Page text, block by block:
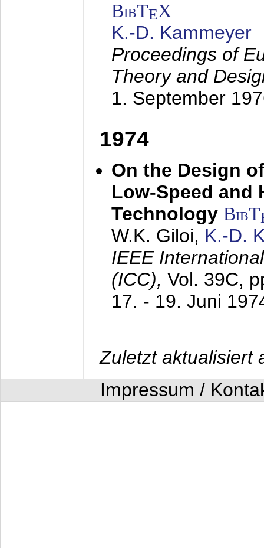
BibTEX
K.-D. Kammeyer
Proceedings of
Theory and
1. September
1974
On the Design
Low-Speed and
Technology BibT
W.K. Giloi, K.-D.
IEEE
(ICC), Vol. 39C,
17. - 19. Juni
Zuletzt aktualisiert
Impressum /